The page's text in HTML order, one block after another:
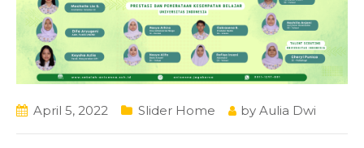
April 5, 2022 Slider Home by Aulia Dwi